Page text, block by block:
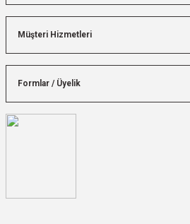
Müşteri Hizmetleri
Formlar / Üyelik